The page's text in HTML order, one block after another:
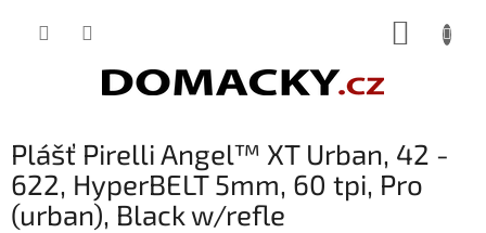
Plášť Pirelli Angel™ XT Urban, 42 -
622, HyperBELT 5mm, 60 tpi, Pro
(urban), Black w/refle